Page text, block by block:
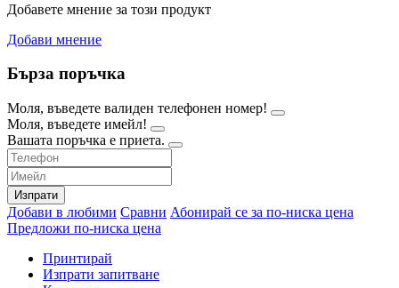
Добавете мнение за този продукт
Добави мнение
Бърза поръчка
Моля, въведете валиден телефонен номер!
Моля, въведете имейл!
Вашата поръчка е приета.
Изпрати
Добави в любими Сравни Абонирай се за по-ниска цена
Предложи по-ниска цена
Принтирай
Изпрати запитване